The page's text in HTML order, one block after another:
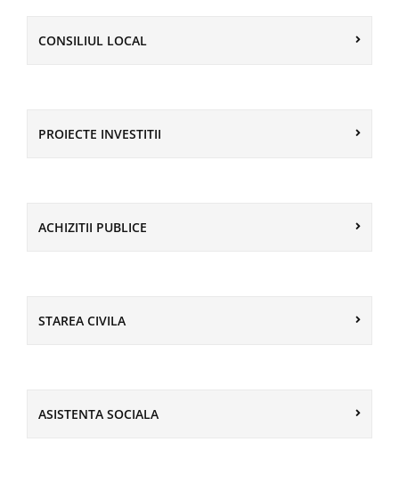
CONSILIUL LOCAL
PROIECTE INVESTITII
ACHIZITII PUBLICE
STAREA CIVILA
ASISTENTA SOCIALA